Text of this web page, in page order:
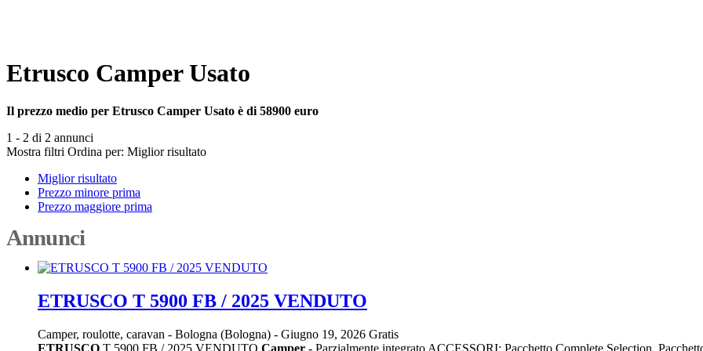
Etrusco Camper Usato
Il prezzo medio per Etrusco Camper Usato è di 58900 euro
1 - 2 di 2 annunci
Mostra filtri Ordina per: Miglior risultato
Miglior risultato
Prezzo minore prima
Prezzo maggiore prima
Annunci
ETRUSCO T 5900 FB / 2025 VENDUTO
Camper, roulotte, caravan - Bologna (Bologna) - Giugno 19, 2026 Gratis